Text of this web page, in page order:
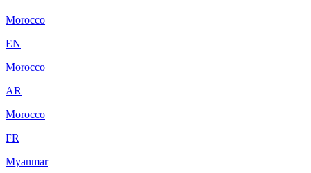
Morocco
EN
Morocco
AR
Morocco
FR
Myanmar